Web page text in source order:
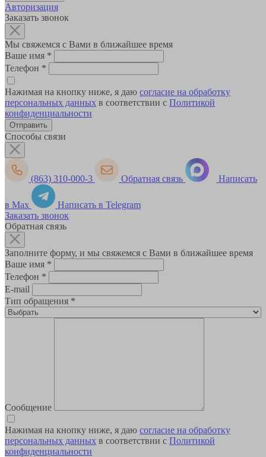
Авторизация
Заказать звонок
Мы свяжемся с Вами в ближайшее время
Ваше имя *
Телефон *
Нажимая на кнопку ниже, я даю согласие на обработку
персональных данных в соответствии с Политикой
конфиденциальности
Способы связи
(863) 310-000-3 Обратная связь Написать
в Max
Написать в Telegram
Заказать звонок
Обратная связь
Заполните форму, и мы свяжемся с Вами в ближайшее время
Ваше имя *
Телефон *
E-mail
Тип обращения *
Сообщение
Нажимая на кнопку ниже, я даю согласие на обработку
персональных данных в соответствии с Политикой
конфиденциальности